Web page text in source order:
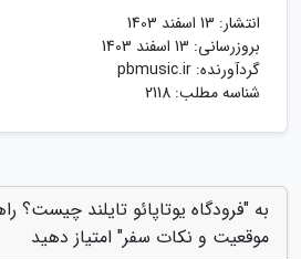
انتشار: 13 اسفند 1403
بروزرسانی: 13 اسفند 1403
گردآورنده: pbmusic.ir
شناسه مطلب: 2118
به "فرودگاه یوتاپائو تایلند چیست؟
موقعیت و نکات سفر" امتیاز دهید